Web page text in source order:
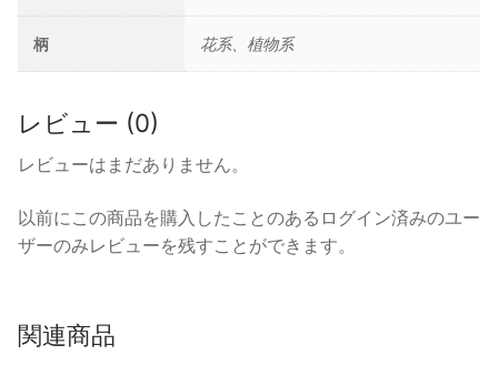
柄 花系、植物系
レビュー (0)
レビューはまだありません。
以前にこの商品を購入したことのあるログイン済みのユー
ザーのみレビューを残すことができます。
関連商品